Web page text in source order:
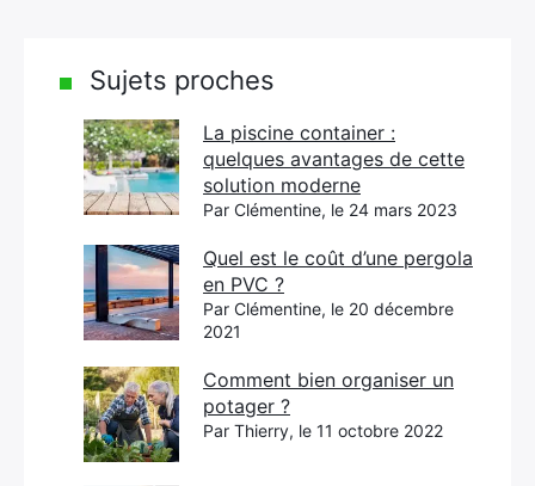
Sujets proches
La piscine container :
quelques avantages de cette
solution moderne
Par Clémentine, le 24 mars 2023
Quel est le coût d’une pergola
en PVC ?
Par Clémentine, le 20 décembre
2021
Comment bien organiser un
potager ?
Par Thierry, le 11 octobre 2022